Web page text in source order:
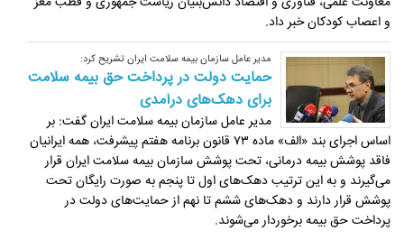
و اعصاب کودکان خبر داد.
مدیر عامل سازمان بیمه سلامت ایران تشریح کرد:
حمایت دولت در پرداخت حق بیمه سلامت
برای دهک‌های درآمدی
مدیر عامل سازمان بیمه سلامت ایران گفت: بر
اساس اجرای بند «الف» ماده ۷۳ قانون برنامه هفتم پیشرفت، همه ایرانیان
فاقد پوشش بیمه درمانی، تحت پوشش سازمان بیمه سلامت ایران قرار
می‌گیرند و به این ترتیب دهک‌های اول تا پنجم به صورت رایگان تحت
پوشش قرار دارند و دهک‌های ششم تا نهم از حمایت‌های دولت در
پرداخت حق بیمه برخوردار می‌شوند.